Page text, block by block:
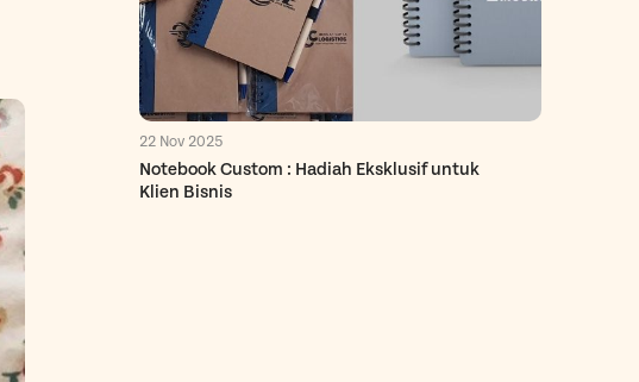
22 Nov 2025
Notebook Custom : Hadiah Eksklusif untuk
Klien Bisnis